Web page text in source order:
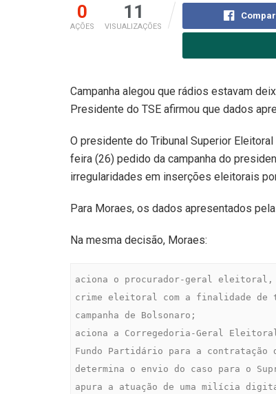
0
AÇÕES
11
VISUALIZAÇÕES
Campanha alegou que rádios estavam
Presidente do TSE afirmou que dados
O presidente do Tribunal Superior
feira (26) pedido da campanha do
irregularidades em inserções eleitorais
Para Moraes, os dados apresentados
Na mesma decisão, Moraes:
aciona o procurador-geral eleitoral,
crime eleitoral com a finalidade de
campanha de Bolsonaro;
aciona a Corregedoria-Geral
Fundo Partidário para a contratação
determina o envio do caso para o
apura a atuação de uma milícia